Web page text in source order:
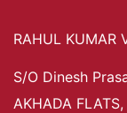
RAHUL KUMAR
S/O Dinesh
AKHADA